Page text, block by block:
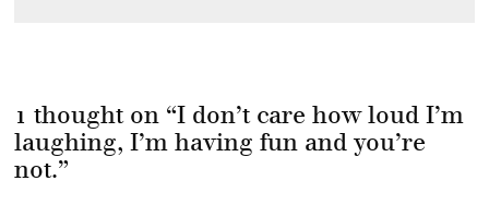
1 thought on “I don’t care how loud I’m
laughing, I’m having fun and you’re
not.”